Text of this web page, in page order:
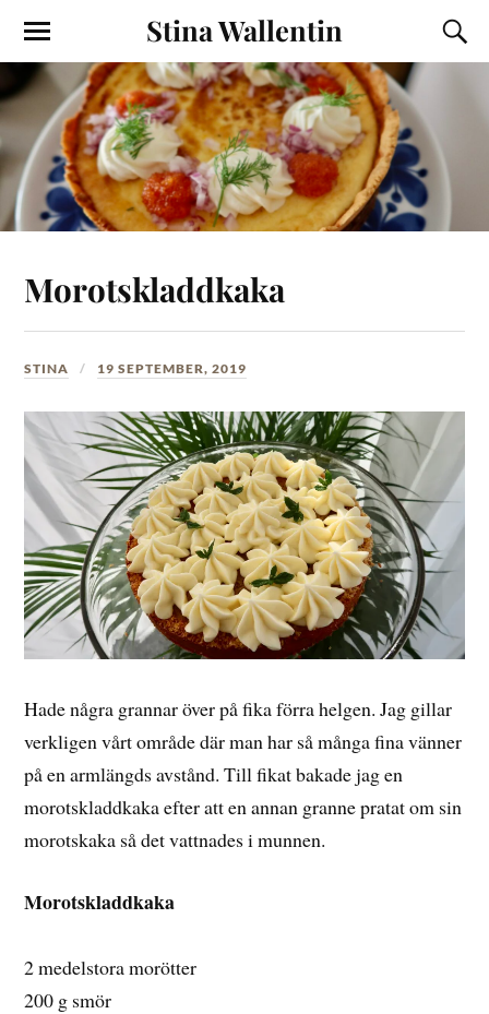
Stina Wallentin
Morotskladdkaka
STINA 19 SEPTEMBER, 2019
Hade några grannar över på fika förra helgen. Jag gillar
verkligen vårt område där man har så många fina vänner
på en armlängds avstånd. Till fikat bakade jag en
morotskladdkaka efter att en annan granne pratat om sin
morotskaka så det vattnades i munnen.
Morotskladdkaka
2 medelstora morötter
200 g smör